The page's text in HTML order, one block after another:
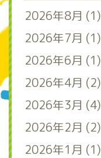
2026年8月 (1)
2026年7月 (1)
2026年6月 (1)
2026年4月 (2)
2026年3月 (4)
2026年2月 (2)
2026年1月 (1)